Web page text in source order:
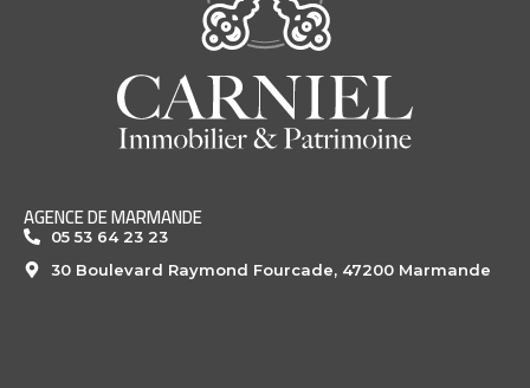
AGENCE DE MARMANDE
05 53 64 23 23
30 Boulevard Raymond Fourcade, 47200 Marmande